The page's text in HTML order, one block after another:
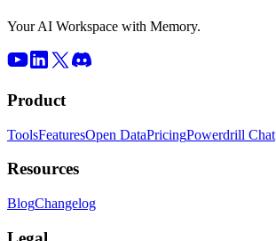
Your AI Workspace with Memory.
Product
ToolsFeaturesOpen DataPricingPowerdrill Chat
Resources
BlogChangelog